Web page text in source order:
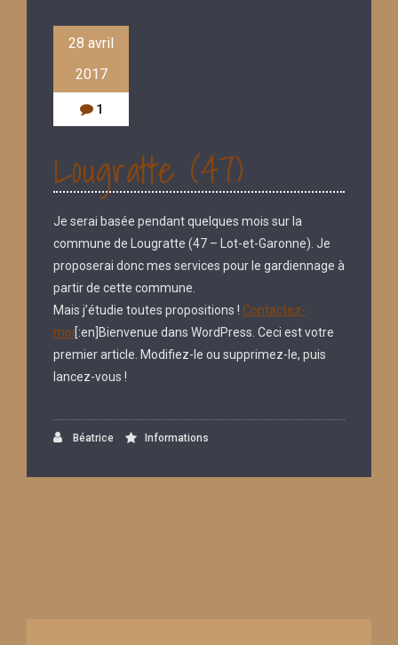
28 avril
2017
1
Lougratte (47)
Je serai basée pendant quelques mois sur la
commune de Lougratte (47 – Lot-et-Garonne). Je
proposerai donc mes services pour le gardiennage à
partir de cette commune.
Mais j’étudie toutes propositions ! Contactez-
moi [:en]Bienvenue dans WordPress. Ceci est votre
premier article. Modifiez-le ou supprimez-le, puis
lancez-vous !
Béatrice Informations